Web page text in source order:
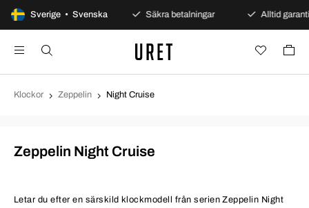
Sverige • Svenska
100 dagars öppet köp Säkra betalningar Alltid garanti
Klockor Zeppelin Night Cruise
Zeppelin Night Cruise
Letar du efter en särskild klockmodell från serien Zeppelin Night